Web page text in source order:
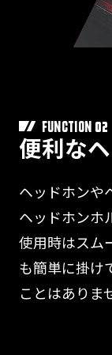
FUNCTION 02
便利な
ヘッドホンや
ヘッドホンホ
使用時はスム
も簡単に掛け
ことはありま